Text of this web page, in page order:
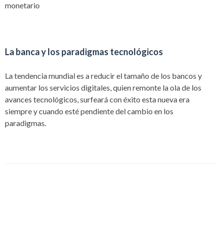
monetario
La banca y los paradigmas tecnológicos
La tendencia mundial es a reducir el tamaño de los bancos y
aumentar los servicios digitales, quien remonte la ola de los
avances tecnológicos, surfeará con éxito esta nueva era
siempre y cuando esté pendiente del cambio en los
paradigmas.